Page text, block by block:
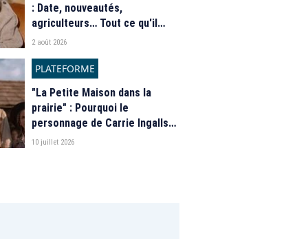
: Date, nouveautés,
agriculteurs… Tout ce qu'il
faut savoir sur la saison 21 du
2 août 2026
PLATEFORME
"La Petite Maison dans la
prairie" : Pourquoi le
personnage de Carrie Ingalls
est absente de la nouvelle
10 juillet 2026